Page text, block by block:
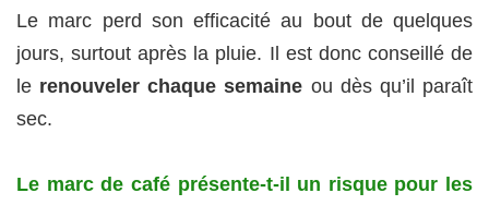
Le marc perd son efficacité au bout de quelques
jours, surtout après la pluie. Il est donc conseillé de
le renouveler chaque semaine ou dès qu’il paraît
sec.
Le marc de café présente-t-il un risque pour les